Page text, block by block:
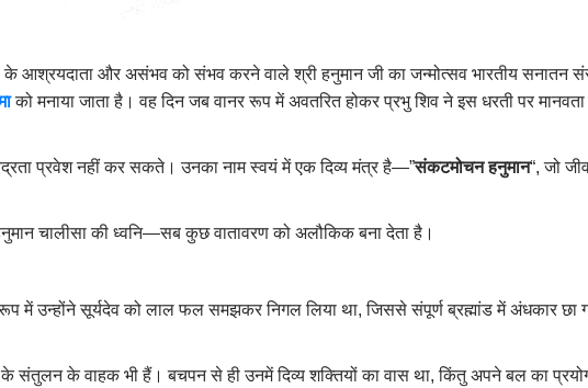
के आश्रयदाता और असंभव को संभव करने वाले श्री हनुमान जी का जन्मोत्सव भारतीय सनातन
को मनाया जाता है। वह दिन जब वानर रूप में अवतरित होकर प्रभु शिव ने इस धरती पर
प्रवेश नहीं कर सकते। उनका नाम स्वयं में एक दिव्य मंत्र है—”संकटमोचन हनुमान“, जो
चालीसा की ध्वनि—सब कुछ वातावरण को अलौकिक बना देता है।
में उन्होंने सूर्यदेव को लाल फल समझकर निगल लिया था, जिससे संपूर्ण ब्रह्मांड में अंधकार छा
संतुलन के वाहक भी हैं। बचपन से ही उनमें दिव्य शक्तियों का वास था, किंतु अपने बल का